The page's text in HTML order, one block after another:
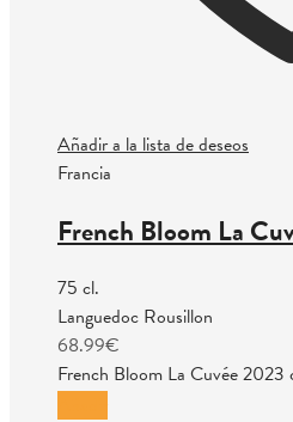
Añadir a la lista de deseos
Francia
French Bloom La
75 cl.
Languedoc Rousillon
68.99€
French Bloom La Cuvée 2023